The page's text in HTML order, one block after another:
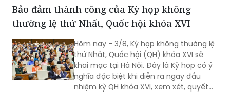
Bảo đảm thành công của Kỳ họp không
thường lệ thứ Nhất, Quốc hội khóa XVI
Hôm nay - 3/8, Kỳ họp không thường lệ
thứ Nhất, Quốc hội (QH) khóa XVI sẽ
khai mạc tại Hà Nội. Đây là Kỳ họp có ý
nghĩa đặc biệt khi diễn ra ngay đầu
nhiệm kỳ QH khóa XVI, xem xét, quyết